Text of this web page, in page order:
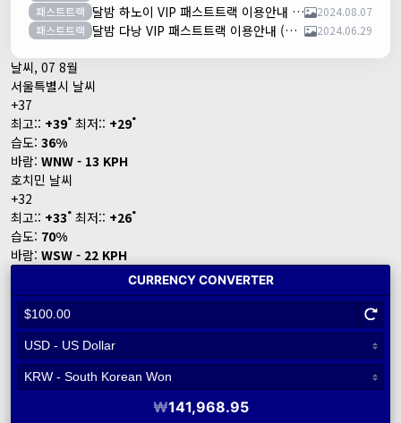
패스트트랙
달밤 하노이 VIP 패스트트랙 이용안내 (노이바이공항)
2024.08.07
패스트트랙
달밤 다낭 VIP 패스트트랙 이용안내 (다낭국제공항) 2024.06.29
날씨, 07 8월
서울특별시 날씨
+37
최고:: +39° 최저:: +29°
습도: 36%
바람: WNW - 13 KPH
호치민 날씨
+32
최고:: +33° 최저:: +26°
습도: 70%
바람: WSW - 22 KPH